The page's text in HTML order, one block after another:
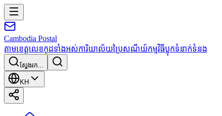
Cambodia Postal
តាមខេត្តលេខកូដទាំងអស់ការិយាល័យប្រៃសណីយ៍កម្មវិធីប្លុកទំនាក់ទំនង
ស្វែងរក...
KH